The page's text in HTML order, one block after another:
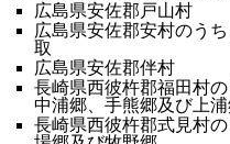
広島県安佐郡戸山村
広島県安佐郡安村のう
取
広島県安佐郡伴村
長崎県西彼杵郡福田村の
中浦郷、手熊郷及び上
長崎県西彼杵郡式見村